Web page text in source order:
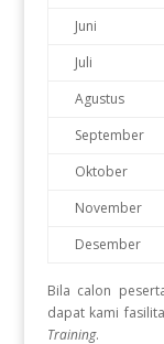
Juni
Juli
Agustus
September
Oktober
November
Desember
Bila calon
dapat kami
Training.